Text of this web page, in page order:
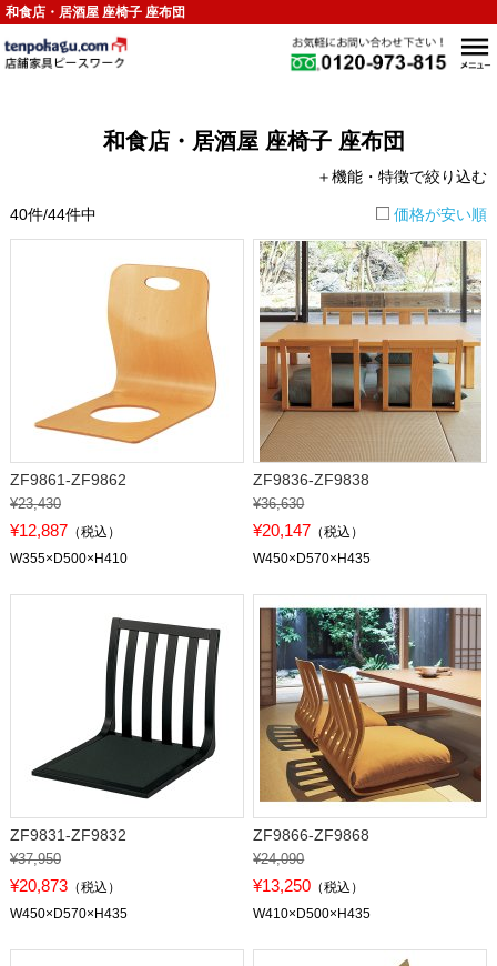
和食店・居酒屋 座椅子 座布団
和食店・居酒屋 座椅子 座布団
＋機能・特徴で絞り込む
40件/44件中 価格が安い順
ZF9861-ZF9862
¥23,430
¥12,887 （税込）
W355×D500×H410
ZF9836-ZF9838
¥36,630
¥20,147 （税込）
W450×D570×H435
ZF9831-ZF9832
¥37,950
¥20,873（税込）
W450×D570×H435
ZF9866-ZF9868
¥24,090
¥13,250 （税込）
W410×D500×H435